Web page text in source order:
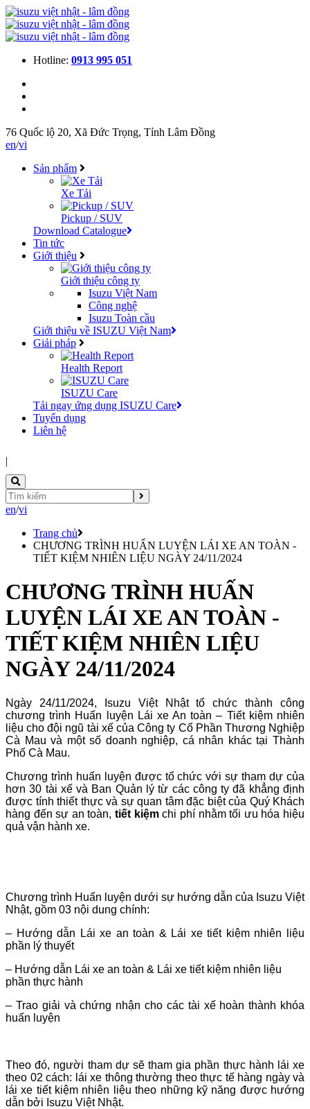
Hotline: 0913 995 051
76 Quốc lộ 20, Xã Đức Trọng, Tỉnh Lâm Đồng
en/vi
Sản phẩm
Xe Tải
Pickup / SUV
Download Catalogue
Tin tức
Giới thiệu
Giới thiệu công ty
Isuzu Việt Nam
Công nghệ
Isuzu Toàn cầu
Giới thiệu về ISUZU Việt Nam
Giải pháp
Health Report
ISUZU Care
Tải ngay ứng dụng ISUZU Care
Tuyển dụng
Liên hệ
|
en/vi
Trang chủ
CHƯƠNG TRÌNH HUẤN LUYỆN LÁI XE AN TOÀN -
TIẾT KIỆM NHIÊN LIỆU NGÀY 24/11/2024
CHƯƠNG TRÌNH HUẤN
LUYỆN LÁI XE AN TOÀN -
TIẾT KIỆM NHIÊN LIỆU
NGÀY 24/11/2024
Ngày 24/11/2024, Isuzu Việt Nhật tổ chức thành công
chương trình Huấn luyện Lái xe An toàn – Tiết kiệm nhiên
liệu cho đội ngũ tài xế của Công ty Cổ Phần Thương Nghiệp
Cà Mau và một số doanh nghiệp, cá nhân khác tại Thành
Phố Cà Mau.
Chương trình huấn luyện được tổ chức với sự tham dự của
hơn 30 tài xế và Ban Quản lý từ các công ty đã khẳng định
được tính thiết thực và sự quan tâm đặc biệt của Quý Khách
hàng đến sự an toàn,tiết kiệmchi phí nhằm tối ưu hóa hiệu
quả vận hành xe.
Chương trình Huấn luyện dưới sự hướng dẫn của Isuzu Việt
Nhật, gồm 03 nội dung chính:
– Hướng dẫn Lái xe an toàn & Lái xe tiết kiệm nhiên liệu
phần lý thuyết
– Hướng dẫn Lái xe an toàn & Lái xe tiết kiệm nhiên liệu
phần thực hành
– Trao giải và chứng nhận cho các tài xế hoàn thành khóa
huấn luyện
Theo đó, người tham dự sẽ tham gia phần thực hành lái xe
theo 02 cách: lái xe thông thường theo thực tế hàng ngày và
lái xe tiết kiệm nhiên liệu theo những kỹ năng được hướng
dẫn bởi Isuzu Việt Nhật.